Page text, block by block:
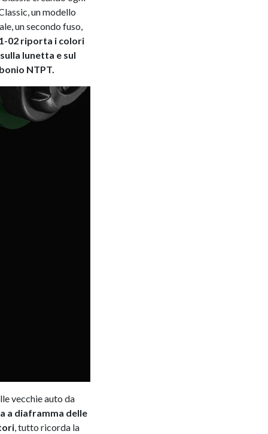
un modello
un secondo fuso,
02 riporta i colori
lunetta e sul
NTPT.
vecchie auto da
a diaframma delle
, tutto ricorda la